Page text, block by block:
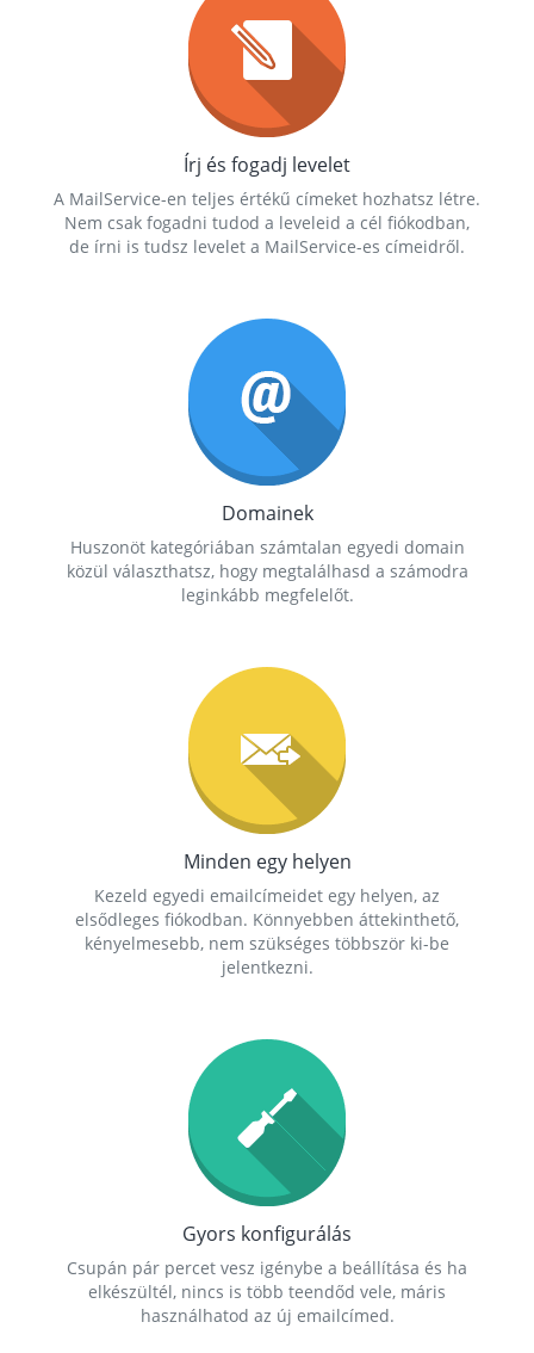
Írj és fogadj levelet
A MailService-en teljes értékű címeket hozhatsz létre.
Nem csak fogadni tudod a leveleid a cél fiókodban,
de írni is tudsz levelet a MailService-es címeidről.
Domainek
Huszonöt kategóriában számtalan egyedi domain
közül választhatsz, hogy megtalálhasd a számodra
leginkább megfelelőt.
Minden egy helyen
Kezeld egyedi emailcímeidet egy helyen, az
elsődleges fiókodban. Könnyebben áttekinthető,
kényelmesebb, nem szükséges többször ki-be
jelentkezni.
Gyors konfigurálás
Csupán pár percet vesz igénybe a beállítása és ha
elkészültél, nincs is több teendőd vele, máris
használhatod az új emailcímed.